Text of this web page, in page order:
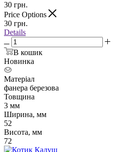
30 грн.
Price Options
30 грн.
Details
В кошик
Новинка
Матеріал
фанера березова
Товщина
3 мм
Ширина, мм
52
Висота, мм
72